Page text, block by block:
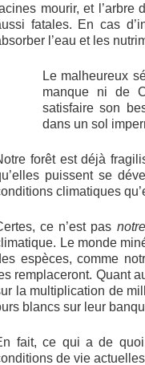
mourir, et l’arbre
fatales. En cas
l’eau et les
Le malheureux
manque ni de
satisfaire son
dans un sol
forêt est déjà
puissent se
climatiques
ce n’est pas
Le monde
espèces, comme
remplaceront. Quant
la multiplication de
blancs sur leur
fait, ce qui a de
de vie